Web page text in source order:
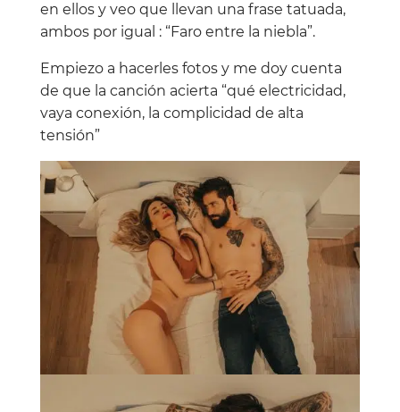
en ellos y veo que llevan una frase tatuada,
ambos por igual : “Faro entre la niebla”.
Empiezo a hacerles fotos y me doy cuenta
de que la canción acierta “qué electricidad,
vaya conexión, la complicidad de alta
tensión”